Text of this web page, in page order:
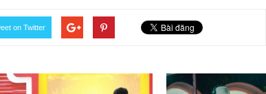
on Twitter